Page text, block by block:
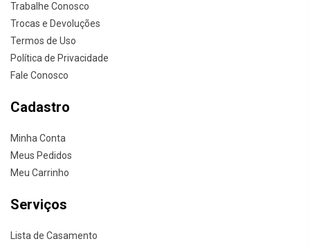
Trabalhe Conosco
Trocas e Devoluções
Termos de Uso
Política de Privacidade
Fale Conosco
Cadastro
Minha Conta
Meus Pedidos
Meu Carrinho
Serviços
Lista de Casamento